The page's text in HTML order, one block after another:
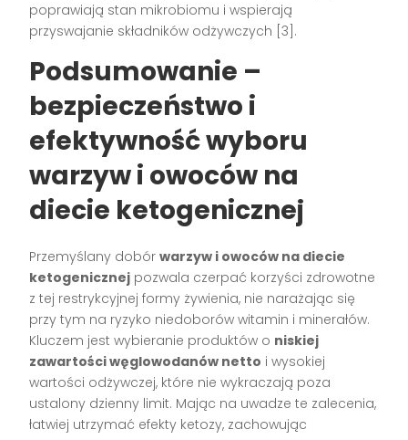
poprawiają stan mikrobiomu i wspierają
przyswajanie składników odżywczych [3].
Podsumowanie –
bezpieczeństwo i
efektywność wyboru
warzyw i owoców na
diecie ketogenicznej
Przemyślany dobórwarzyw i owoców na diecie
ketogenicznej pozwala czerpać korzyści zdrowotne
z tej restrykcyjnej formy żywienia, nie narażając się
przy tym na ryzyko niedoborów witamin i minerałów.
Kluczem jest wybieranie produktów o niskiej
zawartości węglowodanów netto i wysokiej
wartości odżywczej, które nie wykraczają poza
ustalony dzienny limit. Mając na uwadze te zalecenia,
łatwiej utrzymać efekty ketozy, zachowując